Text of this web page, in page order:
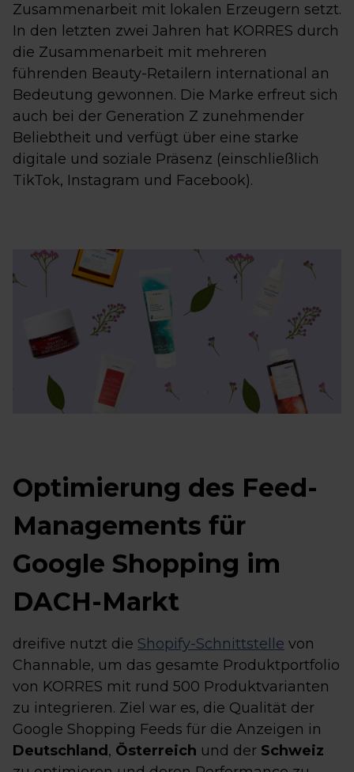
Zusammenarbeit mit lokalen Erzeugern setzt.
In den letzten zwei Jahren hat KORRES durch
die Zusammenarbeit mit mehreren
führenden Beauty-Retailern international an
Bedeutung gewonnen. Die Marke erfreut sich
auch bei der Generation Z zunehmender
Beliebtheit und verfügt über eine starke
digitale und soziale Präsenz (einschließlich
TikTok, Instagram und Facebook).
Optimierung des Feed-
Managements für
Google Shopping im
DACH-Markt
dreifive nutzt die Shopify-Schnittstelle von
Channable, um das gesamte Produktportfolio
von KORRES mit rund 500 Produktvarianten
zu integrieren. Ziel war es, die Qualität der
Google Shopping Feeds für die Anzeigen in
Deutschland, Österreich und der Schweiz